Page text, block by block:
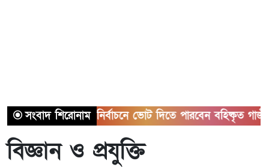
সংবাদ শিরোনাম
রাষ্ট্রপতি নির্বাচনে ভোট দিতে পারবেন বহিষ্কৃত গাজী নজরুল:
বিজ্ঞান ও প্রযুক্তি